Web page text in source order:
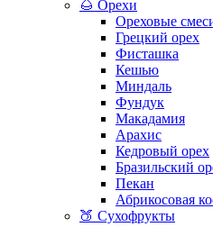
🌰 Орехи
Ореховые
Грецкий орех
Фисташка
Кешью
Миндаль
Фундук
Макадамия
Арахис
Кедровый орех
Бразильский
Пекан
Абрикосовая
🍑 Сухофрукты